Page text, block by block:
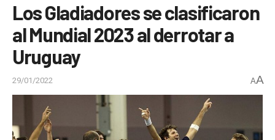
Los Gladiadores se clasificaron
al Mundial 2023 al derrotar a
Uruguay
29/01/2022 AA